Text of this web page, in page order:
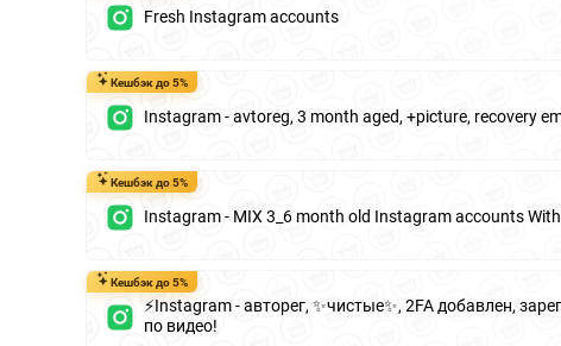
Fresh Instagram accounts
Кешбэк до 5%
Instagram - avtoreg, 3 month aged, +picture, recovery
Кешбэк до 5%
Instagram - MIX 3_6 month old Instagram accounts
Кешбэк до 5%
⚡️Instagram - авторег, ✨чистые✨, 2FA добавлен,
по видео!